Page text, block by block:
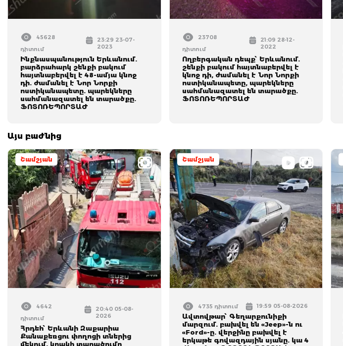
45628
դիտում
23:29 23-07-
2023
Ինքնասպանություն Երևանում.
բարձրահարկ շենքի բակում
հայտնաբերվել է 48-ամյա կնոջ
դի. ժամանել է Նոր Նորքի
ոստիկանապետը. պարեկները
սահմանազատել են տարածքը.
ՖՈՏՈՌԵՊՈՐՏԱԺ
23708
դիտում
21:09 28-12-
2022
Ողբերգական դեպք՝ Երևանում.
շենքի բակում հայտնաբերվել է
կնոջ դի, ժամանել է Նոր Նորքի
ոստիկանապետը, պարեկները
սահմանազատել են տարածքը.
ՖՈՏՈՌԵՊՈՐՏԱԺ
Այս բաժնից
Շամշյան
4642
դիտում
20:40 05-08-
2026
Հրդեհ՝ Երևանի Զաքարիա
Քանաքեռցու փողոցի տներից
մեկում. կրակի տարածումը
Շամշյան
4735 դիտում 19:59 05-08-2026
Ավտովթար՝ Գեղարքունիքի
մարզում. բախվել են «Jeep»-ն ու
«Ford»-ը. վերջինը բախվել է
երկաթե գովազդային սյանը. կա 4